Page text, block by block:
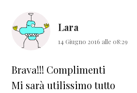
Lara
14 Giugno 2016 alle 08:29
Brava!!! Complimenti
Mi sarà utilissimo tutto